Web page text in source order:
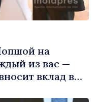
на
из вас —
вклад в